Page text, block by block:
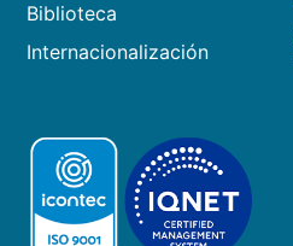
Biblioteca
Internacionalización